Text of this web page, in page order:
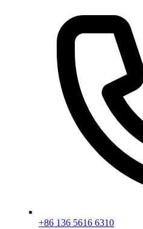
+86 136 5616 6310